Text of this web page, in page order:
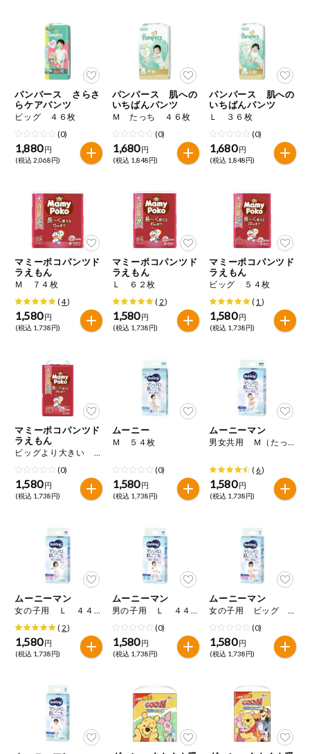
パンパース さらさ
らケアパンツ
ビッグ ４６枚
(0)
1,880 円
(税込 2,068円)
パンパース 肌への
いちばんパンツ
Ｍ たっち ４６枚
(0)
1,680 円
(税込 1,848円)
パンパース 肌への
いちばんパンツ
Ｌ ３６枚
(0)
1,680 円
(税込 1,848円)
マミーポコパンツド
ラえもん
Ｍ ７４枚
(4)
1,580 円
(税込 1,738円)
マミーポコパンツド
ラえもん
Ｌ ６２枚
( 2)
1,580 円
(税込 1,738円)
マミーポコパンツド
ラえもん
ビッグ ５４枚
( 1 )
1,580 円
(税込 1,738円)
マミーポコパンツド
ラえもん
ビッグより大きい ３６枚
(0)
1,580 円
(税込 1,738円)
ムーニー
Ｍ ５４枚
(0)
1,580 円
(税込 1,738円)
ムーニーマン
男女共用 Ｍ（たっち） ５２枚
( 6)
1,580 円
(税込 1,738円)
ムーニーマン
女の子用 Ｌ ４４枚
( 2)
1,580 円
(税込 1,738円)
ムーニーマン
男の子用 Ｌ ４４枚
(0)
1,580 円
(税込 1,738円)
ムーニーマン
女の子用 ビッグ ３８枚
(0)
1,580 円
(税込 1,738円)